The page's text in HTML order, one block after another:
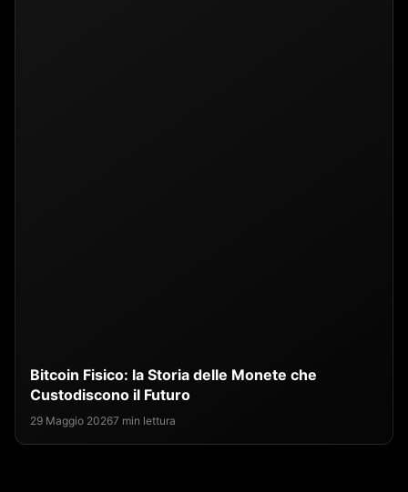
Bitcoin Fisico: la Storia delle Monete che
Custodiscono il Futuro
29 Maggio 20267 min lettura